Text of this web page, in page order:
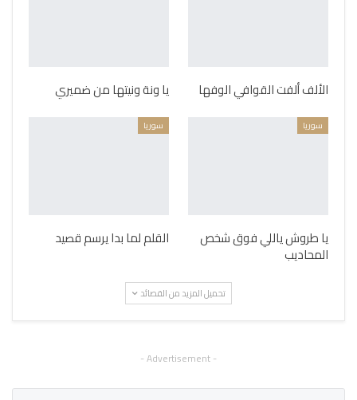
الألف ألفت القوافي الوفها يا ونة ونيتها من ضميري
سوريا
يا طروش ياللي فوق شخص
المحاديب
سوريا
القلم لما بدا يرسم قصيد
تحميل المزيد من القصائد
- Advertisement -